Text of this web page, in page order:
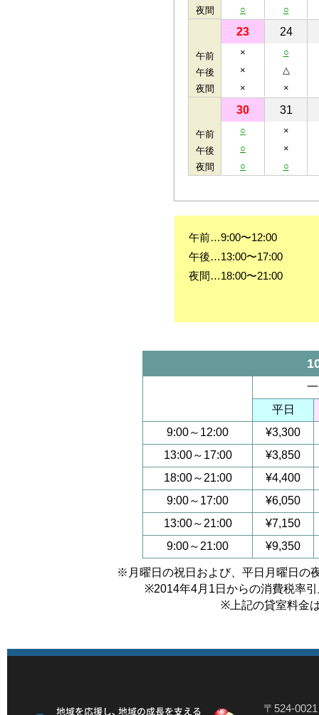
夜間
○
○
午前
午後
夜間
23
×
×
×
24
○
△
×
午前
午後
夜間
30
○
○
○
31
×
×
○
午前…9:00〜12:00
午後…13:00〜17:00
夜間…18:00〜21:00
平日
9:00～12:00
¥3,300
13:00～17:00
¥3,850
18:00～21:00
¥4,400
9:00～17:00
¥6,050
13:00～21:00
¥7,150
9:00～21:00
¥9,350
※月曜日の祝日および、平日月曜日の
※2014年4月1日からの消費税率
※上記の貸室料金
〒524-